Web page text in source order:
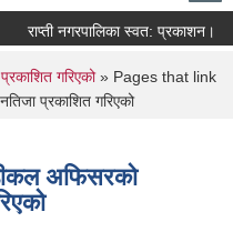
राप्ती नगरपालिका स्वत: प्रकाशन।
गरिएको» Pages that link
प्रकाशित गरिएको
अफिसरको